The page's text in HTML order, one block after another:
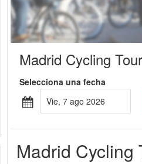
Madrid Cycling Tour
Selecciona una fecha
vie, 7 ago 2026
Madrid Cycling